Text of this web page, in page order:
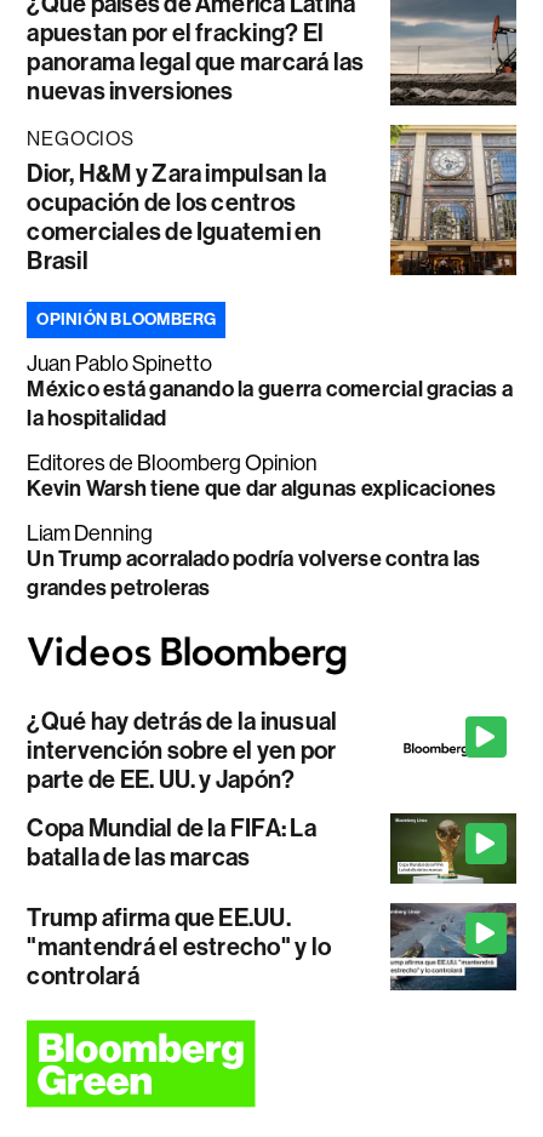
apuestan por el fracking? El
panorama legal que marcará las
nuevas inversiones
NEGOCIOS
Dior, H&M y Zara impulsan la
ocupación de los centros
comerciales de Iguatemi en
Brasil
OPINIÓN BLOOMBERG
Juan Pablo Spinetto
México está ganando la guerra comercial gracias a
la hospitalidad
Editores de Bloomberg Opinion
Kevin Warsh tiene que dar algunas explicaciones
Liam Denning
Un Trump acorralado podría volverse contra las
grandes petroleras
¿Qué hay detrás de la inusual
intervención sobre el yen por
parte de EE. UU. y Japón?
Copa Mundial de la FIFA: La
batalla de las marcas
Trump afirma que EE.UU.
"mantendrá el estrecho" y lo
controlará